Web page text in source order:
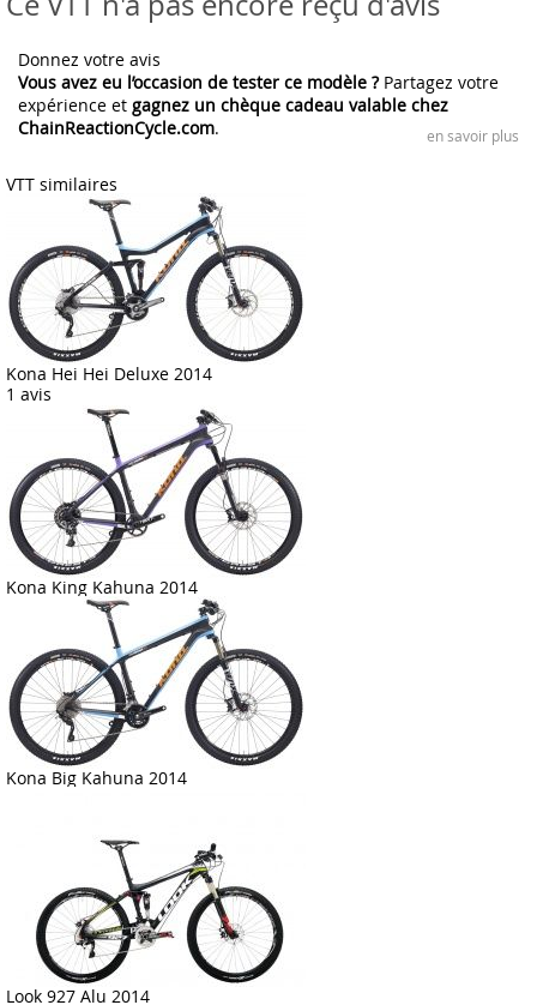
Donnez votre avis
Vous avez eu l’occasion de tester ce modèle ?Partagez votre
expérience et gagnez un chèque cadeau valable chez
ChainReactionCycle.com. en savoir plus
VTT similaires
Kona Hei Hei Deluxe 2014
1 avis
Kona King Kahuna 2014
Kona Big Kahuna 2014
Look 927 Alu 2014